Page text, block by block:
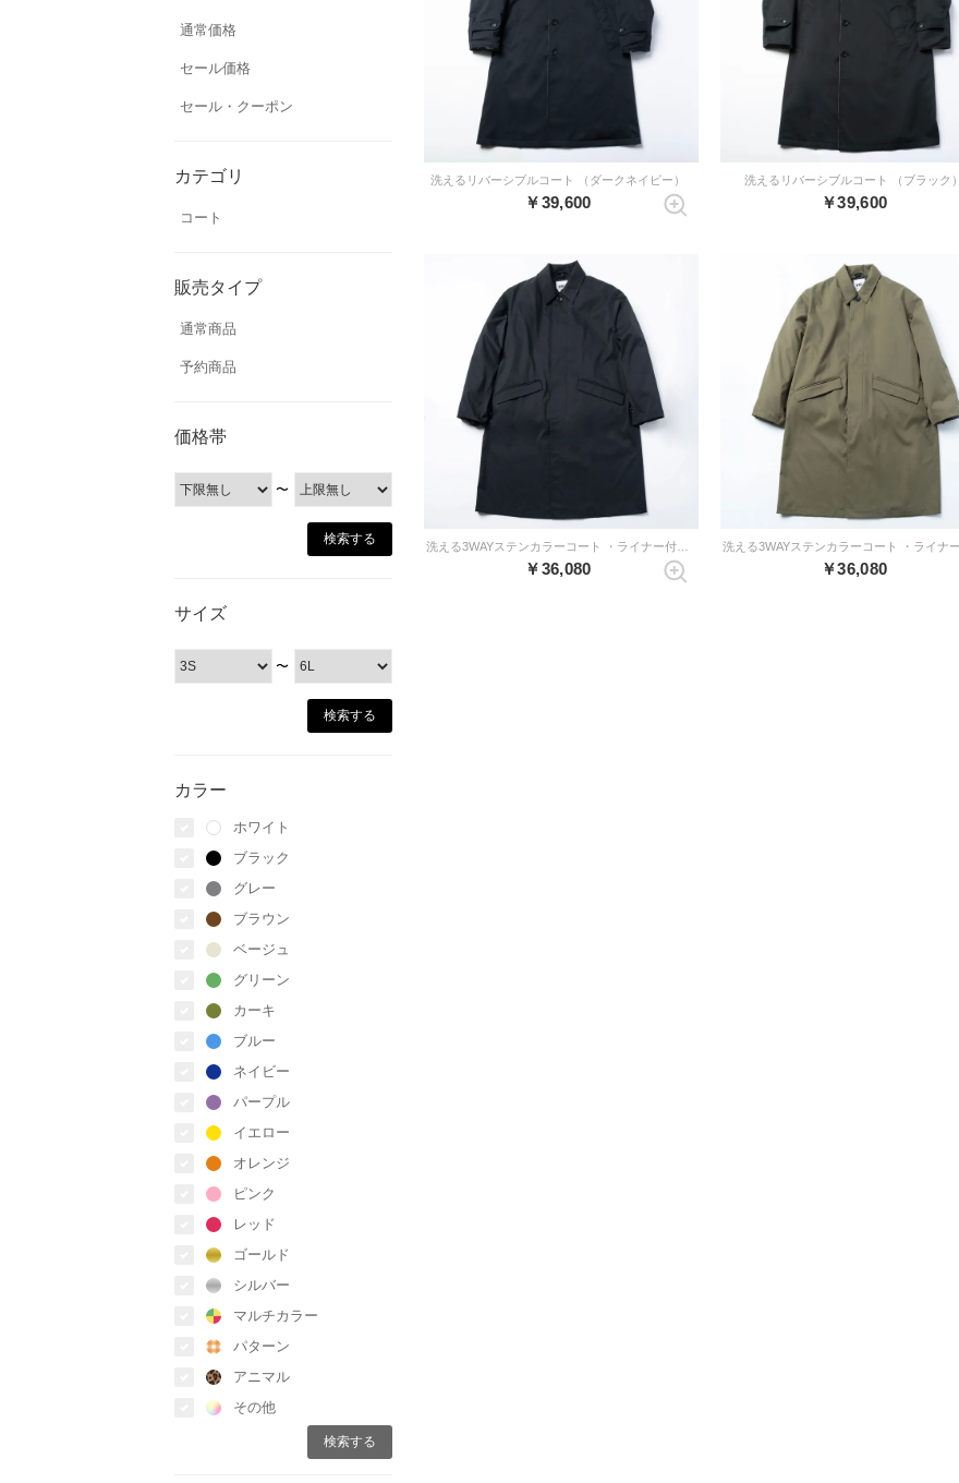
通常価格
セール価格
セール・クーポン
カテゴリ
コート
販売タイプ
通常商品
予約商品
価格帯
〜
サイズ
〜
カラー
ホワイト
ブラック
グレー
ブラウン
ベージュ
グリーン
カーキ
ブルー
ネイビー
パープル
イエロー
オレンジ
ピンク
レッド
ゴールド
シルバー
マルチカラー
パターン
アニマル
その他
洗えるリバーシブルコート （ダークネイビー）
￥39,600
洗えるリバーシブルコート （ブラック）
￥39,600
￥36,080 ￥36,080